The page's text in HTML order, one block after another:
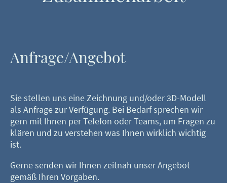
Anfrage/Angebot
Sie stellen uns eine Zeichnung und/oder 3D-Modell
als Anfrage zur Verfügung. Bei Bedarf sprechen wir
gern mit Ihnen per Telefon oder Teams, um Fragen zu
klären und zu verstehen was Ihnen wirklich wichtig
ist.
Gerne senden wir Ihnen zeitnah unser Angebot
gemäß Ihren Vorgaben.